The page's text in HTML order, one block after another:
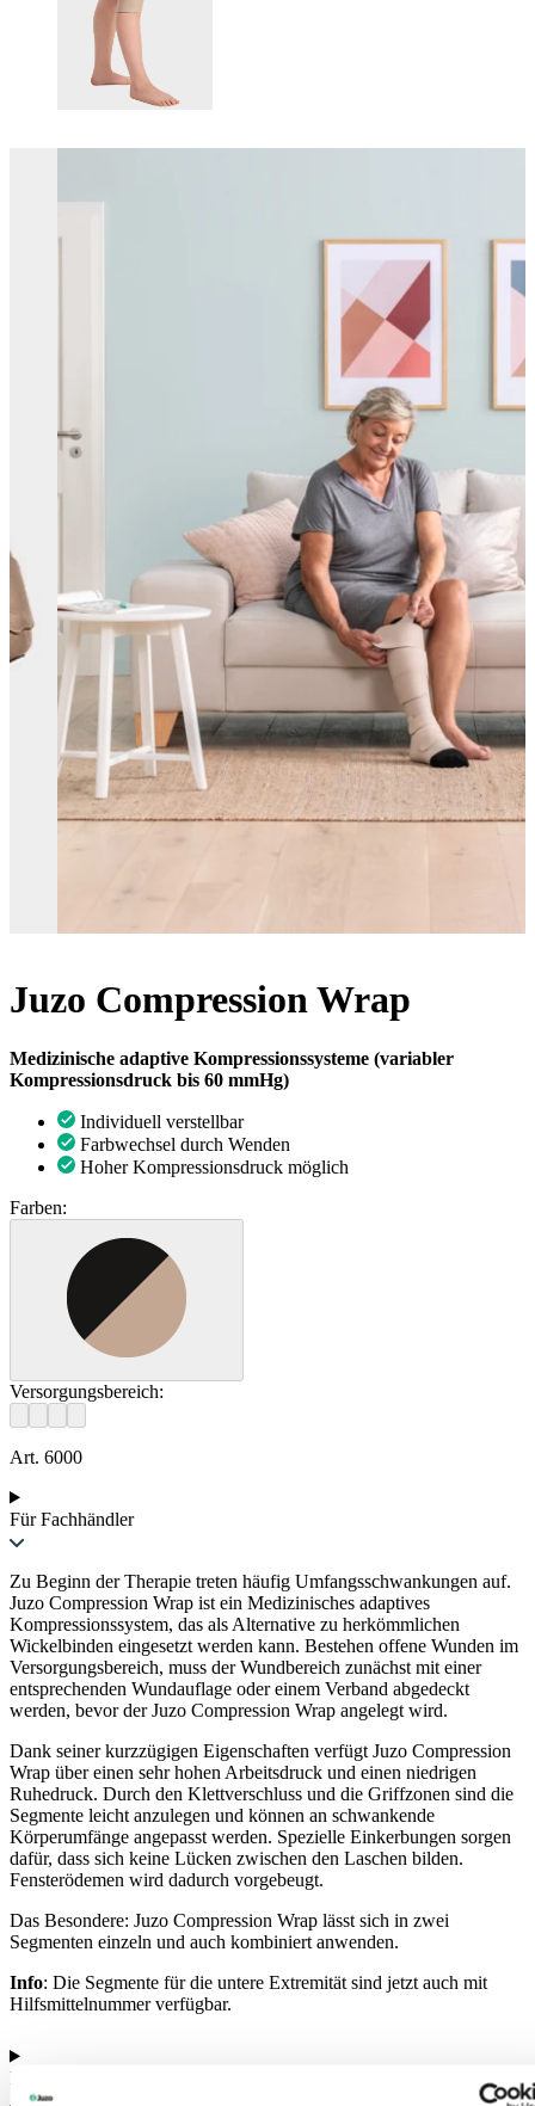
Juzo Compression Wrap
Medizinische adaptive Kompressionssysteme (variabler
Kompressionsdruck bis 60 mmHg)
Individuell verstellbar
Farbwechsel durch Wenden
Hoher Kompressionsdruck möglich
Farben:
Versorgungsbereich:
Art. 6000
Für Fachhändler
Zu Beginn der Therapie treten häufig Umfangsschwankungen auf.
Juzo Compression Wrap ist ein Medizinisches adaptives
Kompressionssystem, das als Alternative zu herkömmlichen
Wickelbinden eingesetzt werden kann. Bestehen offene Wunden im
Versorgungsbereich, muss der Wundbereich zunächst mit einer
entsprechenden Wundauflage oder einem Verband abgedeckt
werden, bevor der Juzo Compression Wrap angelegt wird.
Dank seiner kurzzügigen Eigenschaften verfügt Juzo Compression
Wrap über einen sehr hohen Arbeitsdruck und einen niedrigen
Ruhedruck. Durch den Klettverschluss und die Griffzonen sind die
Segmente leicht anzulegen und können an schwankende
Körperumfänge angepasst werden. Spezielle Einkerbungen sorgen
dafür, dass sich keine Lücken zwischen den Laschen bilden.
Fensterödemen wird dadurch vorgebeugt.
Das Besondere: Juzo Compression Wrap lässt sich in zwei
Segmenten einzeln und auch kombiniert anwenden.
Info: Die Segmente für die untere Extremität sind jetzt auch mit
Hilfsmittelnummer verfügbar.
Eigenschaften